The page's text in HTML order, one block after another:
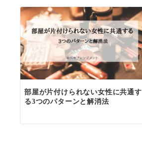
部屋が片付けられない女性に共通す
る3つのパターンと解消法